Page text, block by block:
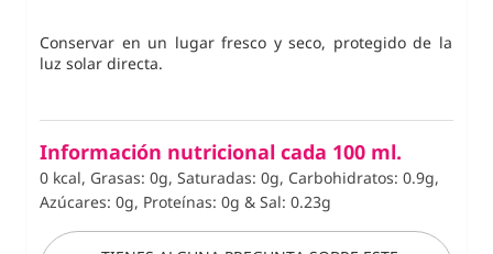
Conservar en un lugar fresco y seco, protegido de la
luz solar directa.
Información nutricional cada 100 ml.
0 kcal, Grasas: 0g, Saturadas: 0g, Carbohidratos: 0.9g,
Azúcares: 0g, Proteínas: 0g & Sal: 0.23g